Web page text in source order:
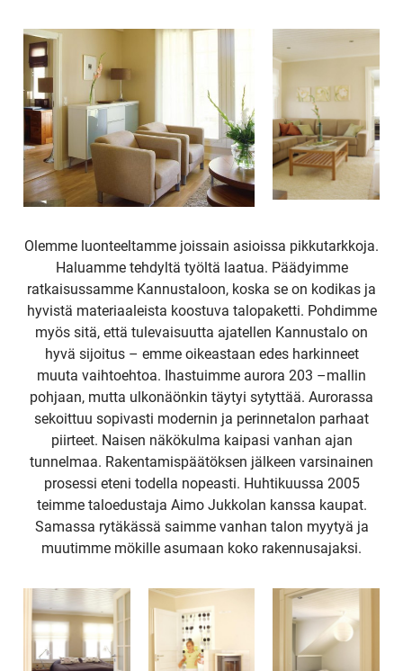
Olemme luonteeltamme joissain asioissa pikkutarkkoja.
Haluamme tehdyltä työltä laatua. Päädyimme
ratkaisussamme Kannustaloon, koska se on kodikas ja
hyvistä materiaaleista koostuva talopaketti. Pohdimme
myös sitä, että tulevaisuutta ajatellen Kannustalo on
hyvä sijoitus – emme oikeastaan edes harkinneet
muuta vaihtoehtoa. Ihastuimme aurora 203 –mallin
pohjaan, mutta ulkonäönkin täytyi sytyttää. Aurorassa
sekoittuu sopivasti modernin ja perinnetalon parhaat
piirteet. Naisen näkökulma kaipasi vanhan ajan
tunnelmaa. Rakentamispäätöksen jälkeen varsinainen
prosessi eteni todella nopeasti. Huhtikuussa 2005
teimme taloedustaja Aimo Jukkolan kanssa kaupat.
Samassa rytäkässä saimme vanhan talon myytyä ja
muutimme mökille asumaan koko rakennusajaksi.